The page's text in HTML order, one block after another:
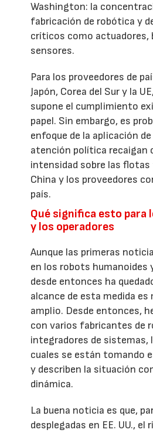
Washington: la
fabricación de robótica y
críticos como actuadores,
sensores.
Para los proveedores de
Japón, Corea del Sur y la
supone el cumplimiento
papel. Sin embargo, es
enfoque de la aplicación
atención política recaigan
intensidad sobre las flotas
China y los proveedores
país.
Qué significa esto para
y los operadores
Aunque las primeras
en los robots humanoides
desde entonces ha
alcance de esta medida es
amplio. Desde entonces,
con varios fabricantes de
integradores de sistemas,
cuales se están tomando
y describen la situación
dinámica.
La buena noticia es que,
desplegadas en EE. UU.,